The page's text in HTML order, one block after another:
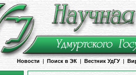
Новости | Поиск в ЭК | Вестник УдГУ |